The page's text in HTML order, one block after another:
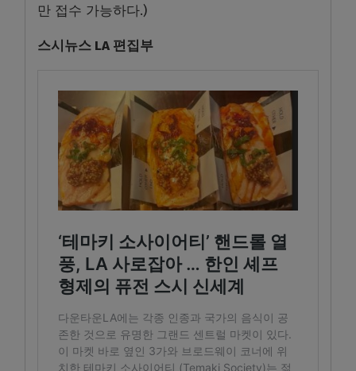
만 접수 가능하다.)
스시뉴스 LA 편집부